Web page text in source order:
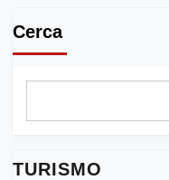
Cerca
TURISMO